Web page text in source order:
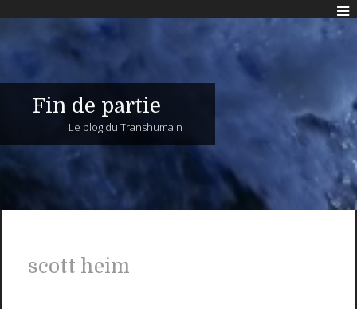
Fin de partie
Le blog du Transhumain
scott heim